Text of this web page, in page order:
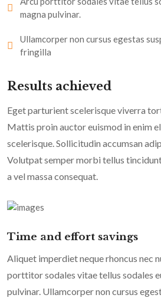
magna pulvinar.
Ullamcorper non cursus egestas
fringilla
Results achieved
Eget parturient scelerisque viverra
Mattis proin auctor euismod in enim
scelerisque. Sollicitudin accumsan
Volutpat semper morbi tellus
a vel massa consequat.
Time and effort savings
Aliquet imperdiet neque rhoncus nec
porttitor sodales vitae tellus sodales
pulvinar. Ullamcorper non cursus